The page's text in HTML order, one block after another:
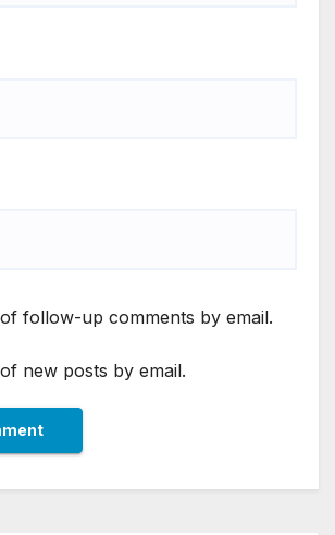
follow-up comments by email.
new posts by email.